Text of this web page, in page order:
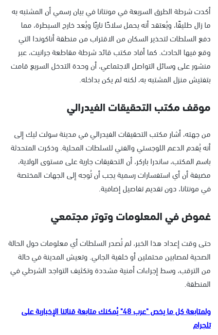
أكدت شرطة الطرق السريعة في مونتانا في بيان رسمي أن المشتبه به
ما زال طليقًا، ويُعتقد أنه يحمل سلاحًا ناريًا ويُعد خارج السيطرة، مما
دفع السلطات لتحذير السكان من الاقتراب من منطقة أناكوندا التي
وقع فيها الحادث. كما أفاد مكتب قائد شرطة مقاطعة جرانيت، عبر
منشور على وسائل التواصل الاجتماعي، أن وحدة التدخل السريع قامت
بتفتيش منزل المشتبه به، لكنه لم يكن بداخله.
موقف مكتب التحقيقات الفيدرالي
من جهته، أشار مكتب التحقيقات الفيدرالي في مدينة سولت ليك إلى
أنه يُقدم الدعم اللوجستي والفني للسلطات المحلية. وذكرت المتحدثة
باسم المكتب، ساندرا باركر، أن التحقيقات جارية على مستوى الولاية،
مضيفة أن أي استفسارات رسمية يجب أن تُوجه إلى الجهات المختصة
في مونتانا، دون تقديم تفاصيل إضافية.
غموض في المعلومات وتوتر مجتمعي
حتى وقت إعداد هذا الخبر، لم تُصدر السلطات أي معلومات حول الحالة
الصحية لمصابين محتملين أو خلفية الجاني. وتعيش المدينة في حالة
من الترقب، وسط إجراءات أمنية مشددة وتكثيف التواجد الشرطي في
المنطقة.
ولمتابعة كل ما يخص "عرب 48" يُمكنك متابعة قناتنا الإخبارية على
تلجرام